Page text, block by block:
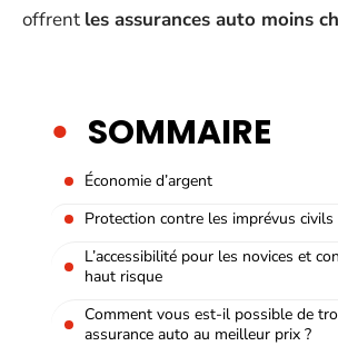
offrent les assurances auto moins
SOMMAIRE
Économie d’argent
Protection contre les imprévus civils
L’accessibilité pour les novices et
haut risque
Comment vous est-il possible de
assurance auto au meilleur prix ?